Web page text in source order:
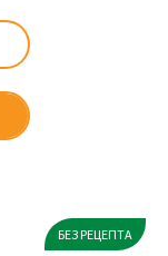
БЕЗ РЕЦЕПТА